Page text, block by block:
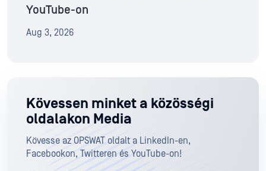
YouTube-on
Aug 3, 2026
Kövessen minket a közösségi
oldalakon Media
Kövesse az OPSWAT oldalt a LinkedIn-en,
Facebookon, Twitteren és YouTube-on!